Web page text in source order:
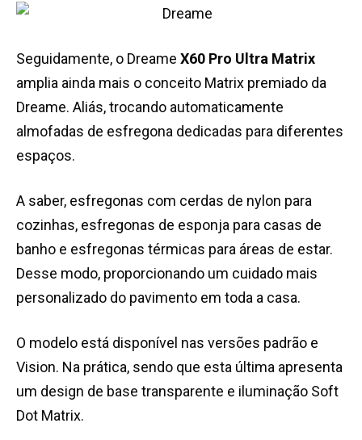
Seguidamente, o Dreame X60 Pro Ultra Matrix
amplia ainda mais o conceito Matrix premiado da
Dreame. Aliás, trocando automaticamente
almofadas de esfregona dedicadas para diferentes
espaços.
A saber, esfregonas com cerdas de nylon para
cozinhas, esfregonas de esponja para casas de
banho e esfregonas térmicas para áreas de estar.
Desse modo, proporcionando um cuidado mais
personalizado do pavimento em toda a casa.
O modelo está disponível nas versões padrão e
Vision. Na prática, sendo que esta última apresenta
um design de base transparente e iluminação Soft
Dot Matrix.